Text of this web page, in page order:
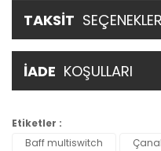
TAKSİT
İADE KOŞULLARI
Etiketler :
Baff multiswitch